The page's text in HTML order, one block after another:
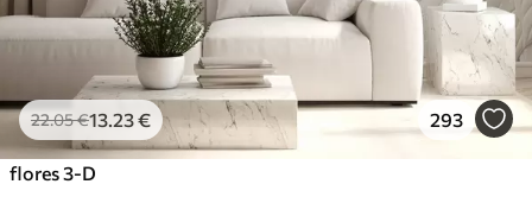
22.05€13 .23€ 293
flores 3-D